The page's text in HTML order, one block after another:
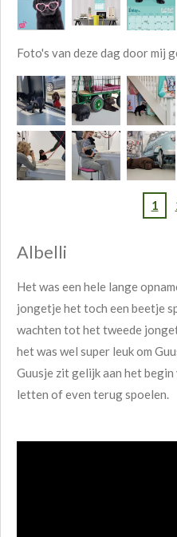
Foto's van deze dag door mij
1
Albelli
Het was een hele lange
jongetje het toch een beetje
wachten tot het tweede
het was wel super leuk om
Guusje zit gelijk aan het
letten of even terug spoelen.